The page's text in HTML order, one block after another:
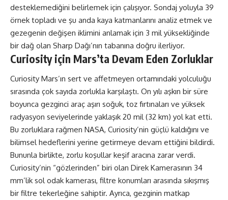
desteklemediğini belirlemek için çalışıyor. Sondaj yoluyla 39
örnek topladı ve şu anda kaya katmanlarını analiz etmek ve
gezegenin değişen iklimini anlamak için 3 mil yüksekliğinde
bir dağ olan Sharp Dağı’nın tabanına doğru ilerliyor.
Curiosity için Mars’ta Devam Eden Zorluklar
Curiosity Mars’ın sert ve affetmeyen ortamındaki yolculuğu
sırasında çok sayıda zorlukla karşılaştı. On yılı aşkın bir süre
boyunca gezginci araç aşırı soğuk, toz fırtınaları ve yüksek
radyasyon seviyelerinde yaklaşık 20 mil (32 km) yol kat etti.
Bu zorluklara rağmen NASA, Curiosity’nin güçlü kaldığını ve
bilimsel hedeflerini yerine getirmeye devam ettiğini bildirdi.
Bununla birlikte, zorlu koşullar keşif aracına zarar verdi.
Curiosity’nin “gözlerinden” biri olan Direk Kamerasının 34
mm’lik sol odak kamerası, filtre konumları arasında sıkışmış
bir filtre tekerleğine sahiptir. Ayrıca, gezginin matkap